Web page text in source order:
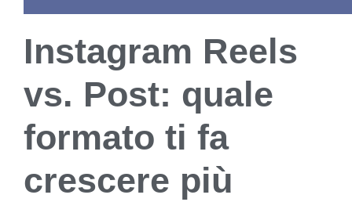
Instagram Reels
vs. Post: quale
formato ti fa
crescere più